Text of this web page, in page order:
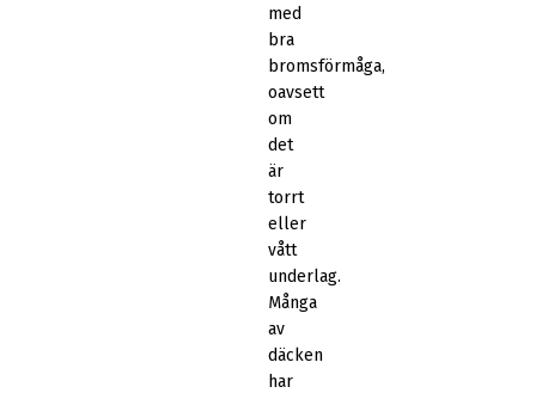
med
bra
bromsförmåga,
oavsett
om
det
är
torrt
eller
vått
underlag.
Många
av
däcken
har